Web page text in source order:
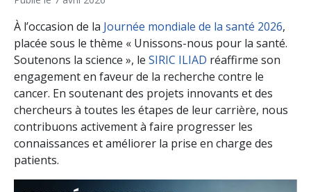
À l’occasion de la Journée mondiale de la santé 2026,
placée sous le thème « Unissons-nous pour la santé.
Soutenons la science », le SIRIC ILIAD réaffirme son
engagement en faveur de la recherche contre le
cancer. En soutenant des projets innovants et des
chercheurs à toutes les étapes de leur carrière, nous
contribuons activement à faire progresser les
connaissances et améliorer la prise en charge des
patients.